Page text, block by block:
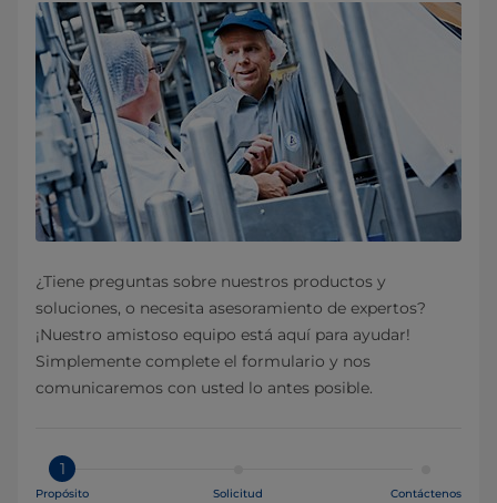
¿Tiene preguntas sobre nuestros productos y
soluciones, o necesita asesoramiento de expertos?
¡Nuestro amistoso equipo está aquí para ayudar!
Simplemente complete el formulario y nos
comunicaremos con usted lo antes posible.
1
Propósito Solicitud Contáctenos